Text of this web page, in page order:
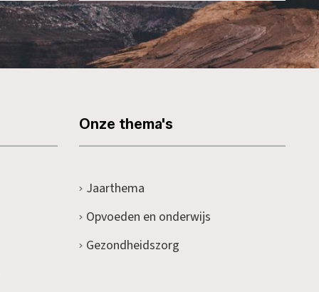
Onze thema's
Jaarthema
Opvoeden en onderwijs
Gezondheidszorg